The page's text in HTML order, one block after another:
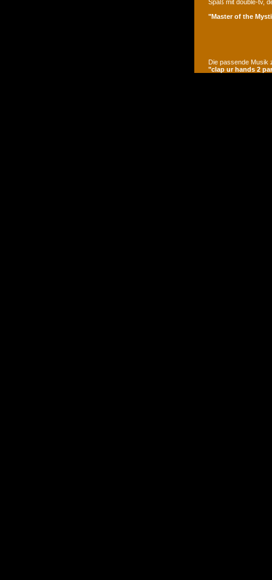
Spaß mit double-tv,
"Master of the
Die passende Musik
"clap ur hands 2